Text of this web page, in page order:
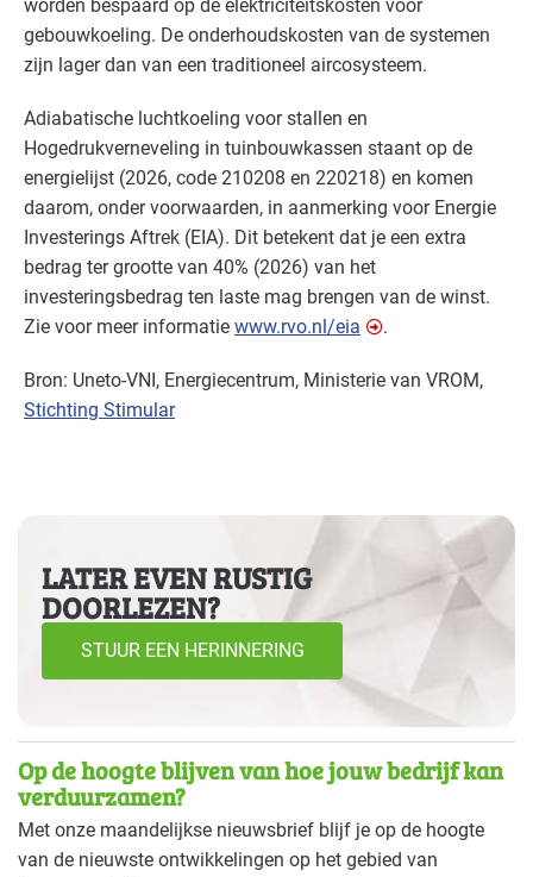
worden bespaard op de elektriciteitskosten voor
gebouwkoeling. De onderhoudskosten van de systemen
zijn lager dan van een traditioneel aircosysteem.
Adiabatische luchtkoeling voor stallen en
Hogedrukverneveling in tuinbouwkassen staant op de
energielijst (2026, code 210208 en 220218) en komen
daarom, onder voorwaarden, in aanmerking voor Energie
Investerings Aftrek (EIA). Dit betekent dat je een extra
bedrag ter grootte van 40% (2026) van het
investeringsbedrag ten laste mag brengen van de winst.
Zie voor meer informatie www.rvo.nl/eia .
Bron: Uneto-VNI, Energiecentrum, Ministerie van VROM,
Stichting Stimular
LATER EVEN RUSTIG
DOORLEZEN?
STUUR EEN HERINNERING
Op de hoogte blijven van hoe jouw bedrijf kan
verduurzamen?
Met onze maandelijkse nieuwsbrief blijf je op de hoogte
van de nieuwste ontwikkelingen op het gebied van